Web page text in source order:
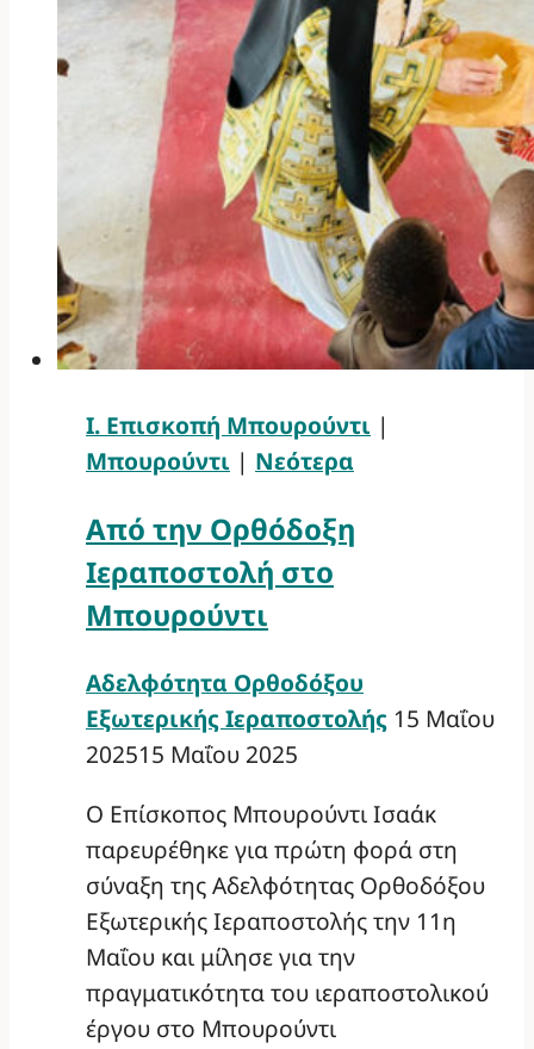
Ι. Επισκοπή Μπουρούντι |
Μπουρούντι | Νεότερα
Από την Ορθόδοξη
Ιεραποστολή στο
Μπουρούντι
Αδελφότητα Ορθοδόξου
Εξωτερικής Ιεραποστολής 15 Μαΐου
202515 Μαΐου 2025
Ο Επίσκοπος Μπουρούντι Ισαάκ
παρευρέθηκε για πρώτη φορά στη
σύναξη της Αδελφότητας Ορθοδόξου
Εξωτερικής Ιεραποστολής την 11η
Μαΐου και μίλησε για την
πραγματικότητα του ιεραποστολικού
έργου στο Μπουρούντι